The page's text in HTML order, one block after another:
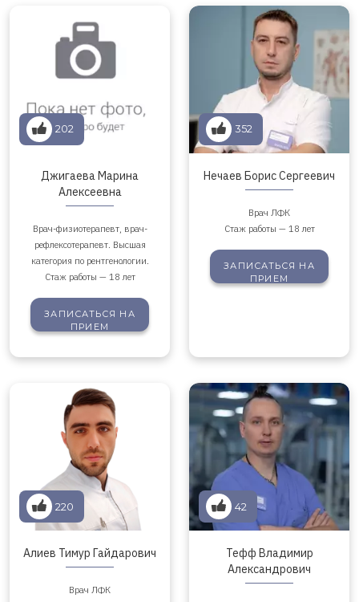
202
Джигаева Марина
Алексеевна
Врач-физиотерапевт, врач-
рефлексотерапевт. Высшая
категория по рентгенологии.
Стаж работы — 18 лет
ЗАПИСАТЬСЯ НА
ПРИЕМ
352
Нечаев Борис Сергеевич
Врач ЛФК
Стаж работы — 18 лет
ЗАПИСАТЬСЯ НА
ПРИЕМ
220
Алиев Тимур Гайдарович
Врач ЛФК
42
Тефф Владимир
Александрович